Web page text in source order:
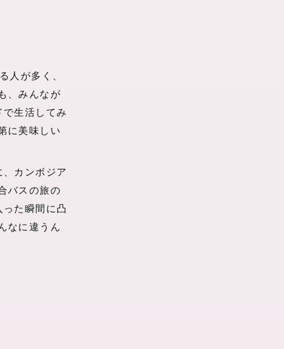
人が多く、
、みんなが
生活してみ
に美味しい
カンボジア
バスの旅の
た瞬間に凸
なに違うん